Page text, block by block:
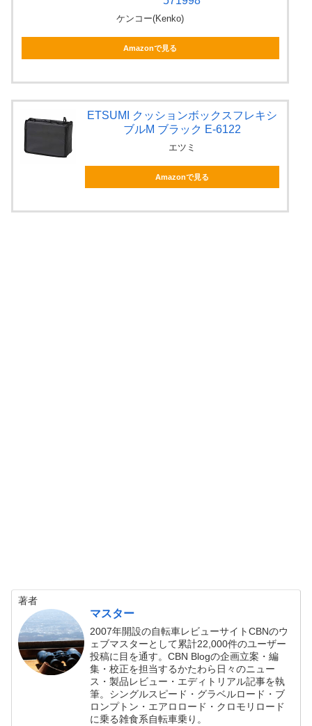
ケンコー(Kenko)
Amazonで見る
ETSUMI クッションボックスフレキシ
ブルM ブラック E-6122
エツミ
Amazonで見る
著者
マスター
2007年開設の自転車レビューサイトCBNのウ
ェブマスターとして累計22,000件のユーザー
投稿に目を通す。CBN Blogの企画立案・編
集・校正を担当するかたわら日々のニュー
ス・製品レビュー・エディトリアル記事を執
筆。シングルスピード・グラベルロード・ブ
ロンプトン・エアロロード・クロモリロード
に乗る雑食系自転車乗り。